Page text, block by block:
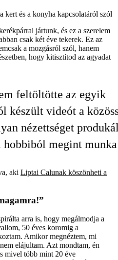
kert és a konyha kapcsolatáról szól
jártunk, és ez a szerelem
csak két éve tekerek. Ez az
a mozgásról szól, hanem
hogy kitisztítod az agyadat
feltöltötte az egyik
készült videót a
nézettséget
megint
aki Liptai Calunak köszönheti a
arra is, hogy megálmodja a
50 éves koromig a
Amikor megnéztem, mi
elájultam. Azt mondtam, én
mivel több mint 20 éve